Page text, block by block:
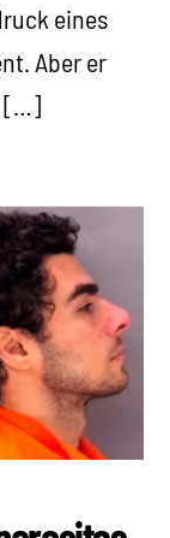
eines
Aber er
[…]